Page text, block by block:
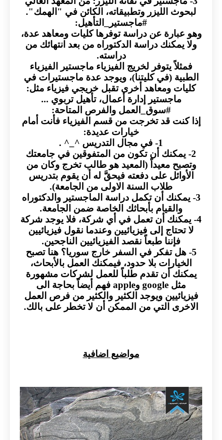
لبحوث الليزر وتطبيقاته، الكائن في "الهمك".
#ماجستير_التأهيل:
وهو عبارة عن دراسة توفرها كليات ومعاهد عدة،
ولا يمكنك دراسة الدكتوراه من بعد انتهائك من
دراسته.
فمثلاً يتوفر لخريج الفيزياء ماجستير الفيزياء
الطبية (في كليتنا)، ويوجد عدة ماجستيرات في
كليات ومعاهد أخرى تقبل خريجي فيزياء مثل:
ماجستير إدارة أعمال، تأهيل تربوي ...
#سوق_العمل والفرص المتاحة:
إذا كنت قد تخرجت من قسم الفيزياء فأنت أمام
خيارات عديدة:
1- في مجال التدريس ^_^ .
2- يمكنك أن تكون من المتفوقين في جامعتك
وتصبح معيداً (المعيد هو طالب تخرج وكان من
الأوائل على دفعته فيحقَّ له أن يقوم بتدريس
طلاب السنة الاولى من الجامعة).
3- يمكنك أن تكمل دراسة الماجستير والدكتوراه
والقيام بأبحاثك الخاصة ضمن الجامعة.
4- يمكنك أن تعمل في أي شركة، فلا يوجد شركة
لا تحتاج إلى فيزيائيين وعندما نقول فيزيائيين
فإننا طبعاً نقصد الفيزيائيين الناجحين.
5- هل تفكر في السفر خارج سوريا؟ هنا تصبح
الخيارات بلا حدود، فيمكنك العمل بالأبحاث،
يمكنك أن تقدم طلباً للعمل لشركات مشهورة
مثل google وapple فهم أيضاً بحاجة الى
فيزيائيين ويوجد الكثير والكثير من فرص العمل
الاخرى التي من الممكن أن لا تخطر على بالك.
مواضيع اضافية